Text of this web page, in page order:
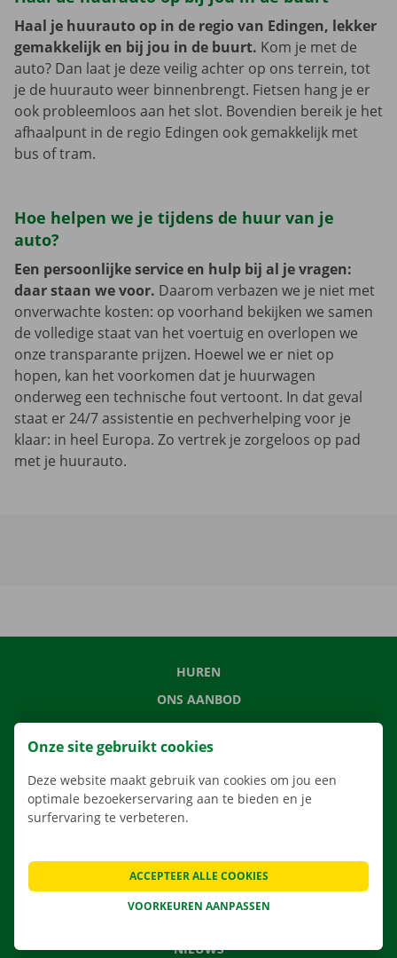
Haal je huurauto op in de regio van Edingen, lekker
gemakkelijk en bij jou in de buurt. Kom je met de
auto? Dan laat je deze veilig achter op ons terrein, tot
je de huurauto weer binnenbrengt. Fietsen hang je er
ook probleemloos aan het slot. Bovendien bereik je het
afhaalpunt in de regio Edingen ook gemakkelijk met
bus of tram.
Hoe helpen we je tijdens de huur van je
auto?
Een persoonlijke service en hulp bij al je vragen:
daar staan we voor. Daarom verbazen we je niet met
onverwachte kosten: op voorhand bekijken we samen
de volledige staat van het voertuig en overlopen we
onze transparante prijzen. Hoewel we er niet op
hopen, kan het voorkomen dat je huurwagen
onderweg een technische fout vertoont. In dat geval
staat er 24/7 assistentie en pechverhelping voor je
klaar: in heel Europa. Zo vertrek je zorgeloos op pad
met je huurauto.
HUREN
ONS AANBOD
ONZE DIENSTEN
LOCATIES
APP
VERHUISOPLOSSINGEN
CONTACTEER ONS
NIEUWS
Onze site gebruikt cookies
Deze website maakt gebruik van cookies om jou een
optimale bezoekerservaring aan te bieden en je
surfervaring te verbeteren.
VOORKEUREN AANPASSEN
ACCEPTEER ALLE COOKIES